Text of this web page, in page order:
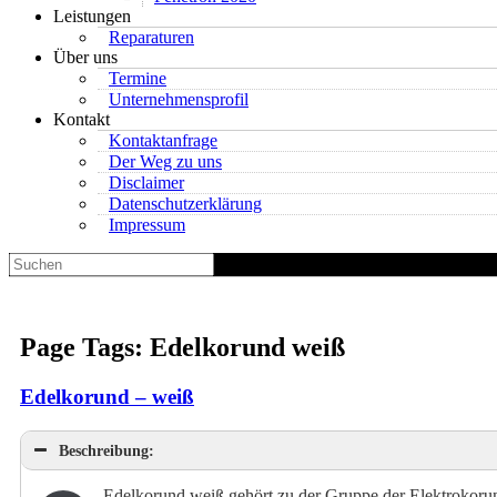
Leistungen
Reparaturen
Über uns
Termine
Unternehmensprofil
Kontakt
Kontaktanfrage
Der Weg zu uns
Disclaimer
Datenschutzerklärung
Impressum
Suchen
nach:
Page Tags: Edelkorund weiß
Edelkorund – weiß
Beschreibung: